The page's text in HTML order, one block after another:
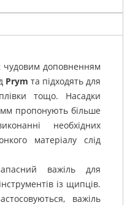
чудовим доповненням
Prym та підходять для
тощо.
Насадки
пропонують більше
необхідних
матеріалу слід
важіль для
із щипців.
важіль